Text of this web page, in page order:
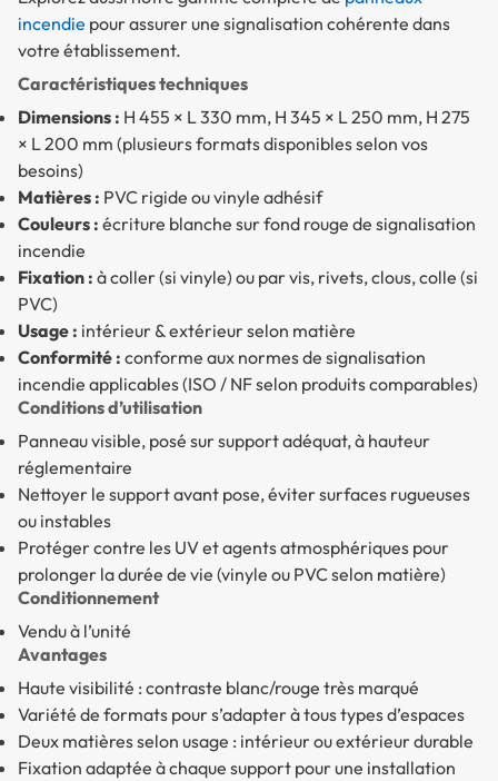
incendie pour assurer une signalisation cohérente dans
votre établissement.
Caractéristiques techniques
Dimensions : H 455 × L 330 mm, H 345 × L 250 mm, H 275
× L 200 mm (plusieurs formats disponibles selon vos
besoins)
Matières : PVC rigide ou vinyle adhésif
Couleurs : écriture blanche sur fond rouge de signalisation
incendie
Fixation : à coller (si vinyle) ou par vis, rivets, clous, colle (si
PVC)
Usage : intérieur & extérieur selon matière
Conformité : conforme aux normes de signalisation
incendie applicables (ISO / NF selon produits comparables)
Conditions d’utilisation
Panneau visible, posé sur support adéquat, à hauteur
réglementaire
Nettoyer le support avant pose, éviter surfaces rugueuses
ou instables
Protéger contre les UV et agents atmosphériques pour
prolonger la durée de vie (vinyle ou PVC selon matière)
Conditionnement
Vendu à l’unité
Avantages
Haute visibilité : contraste blanc/rouge très marqué
Variété de formats pour s’adapter à tous types d’espaces
Deux matières selon usage : intérieur ou extérieur durable
Fixation adaptée à chaque support pour une installation